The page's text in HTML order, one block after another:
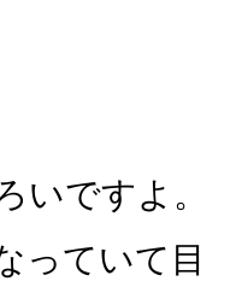
いですよ。
っていて目